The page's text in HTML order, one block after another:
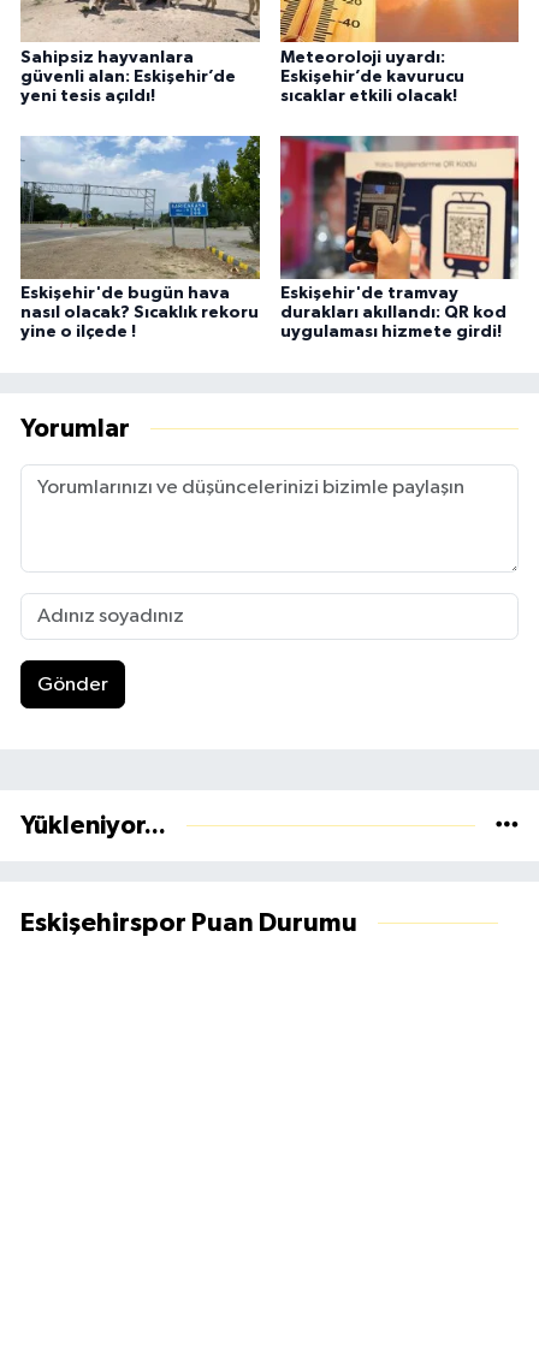
Sahipsiz hayvanlara
güvenli alan: Eskişehir’de
yeni tesis açıldı!
Meteoroloji uyardı:
Eskişehir’de kavurucu
sıcaklar etkili olacak!
Eskişehir'de bugün hava
nasıl olacak? Sıcaklık rekoru
yine o ilçede !
Eskişehir'de tramvay
durakları akıllandı: QR kod
uygulaması hizmete girdi!
Yorumlar
Gönder
Yükleniyor...
Eskişehirspor Puan Durumu